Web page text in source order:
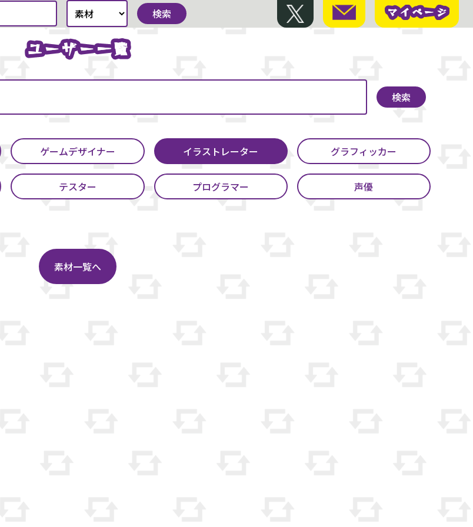
検索 マイページ
マイページ
ユーザー一覧
ユーザー一覧
検索
ゲームデザイナー イラストレーター グラフィッカー
テスター プログラマー 声優
素材一覧へ